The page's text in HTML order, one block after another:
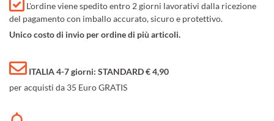
L'ordine viene spedito entro 2 giorni lavorativi dalla ricezione
del pagamento con imballo accurato, sicuro e protettivo.
Unico costo di invio per ordine di più articoli.
ITALIA 4-7 giorni: STANDARD € 4,90
per acquisti da 35 Euro GRATIS